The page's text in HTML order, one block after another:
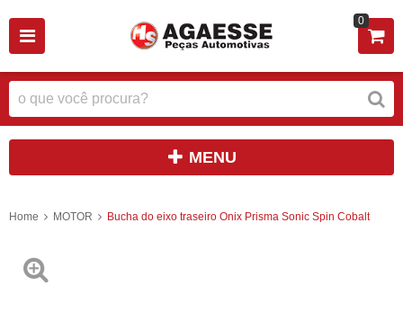
0
MENU
Home MOTOR Bucha do eixo traseiro Onix Prisma Sonic Spin Cobalt